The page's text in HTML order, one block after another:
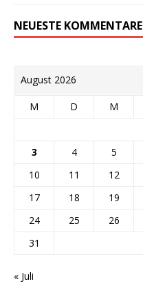
NEUESTE KOMMENTARE
August 2026
M D M
3
4 5
10
11 12
17
18 19
24
25 26
31
« Juli